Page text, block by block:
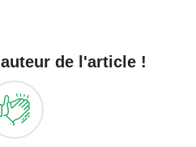
de l'article !